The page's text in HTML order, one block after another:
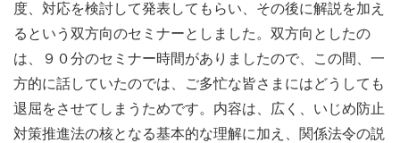
度、対応を検討して発表してもらい、その後に解説を加え
るという双方向のセミナーとしました。双方向としたの
は、９０分のセミナー時間がありましたので、この間、一
方的に話していたのでは、ご多忙な皆さまにはどうしても
退屈をさせてしまうためです。内容は、広く、いじめ防止
対策推進法の核となる基本的な理解に加え、関係法令の説